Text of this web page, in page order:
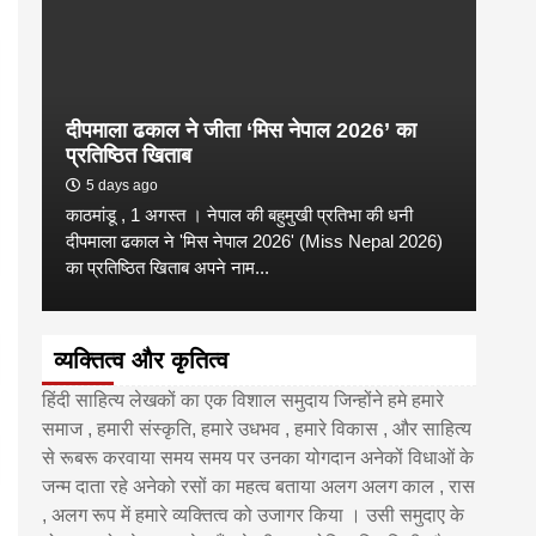
दीपमाला ढकाल ने जीता ‘मिस नेपाल 2026’ का
प्रतिष्ठित खिताब
5 days ago
काठमांडू , 1 अगस्त । नेपाल की बहुमुखी प्रतिभा की धनी
दीपमाला ढकाल ने 'मिस नेपाल 2026' (Miss Nepal 2026)
का प्रतिष्ठित खिताब अपने नाम...
व्यक्तित्व और कृतित्व
हिंदी साहित्य लेखकों का एक विशाल समुदाय जिन्होंने हमे हमारे
समाज , हमारी संस्कृति, हमारे उधभव , हमारे विकास , और साहित्य
से रूबरू करवाया समय समय पर उनका योगदान अनेकों विधाओं के
जन्म दाता रहे अनेको रसों का महत्व बताया अलग अलग काल , रास
, अलग रूप में हमारे व्यक्तित्व को उजागर किया । उसी समुदाए के